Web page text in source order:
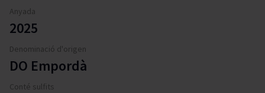
Anyada
2025
Denominació d'origen
DO Empordà
Conté sulfits